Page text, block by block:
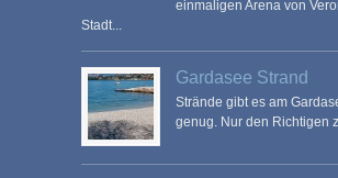
einmaligen Arena von
Stadt...
Gardasee Strand
Strände gibt es am
genug. Nur den Richtigen